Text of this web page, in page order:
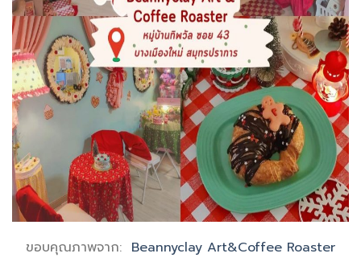
ขอบคุณภาพจาก: Beannyclay Art&Coffee Roaster